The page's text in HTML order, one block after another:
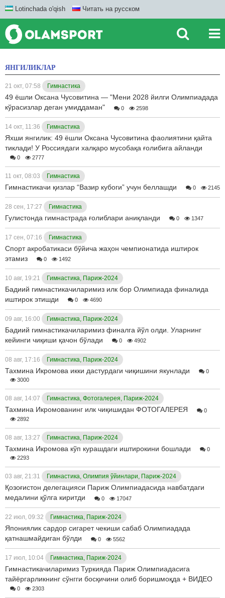
Lotinchada o'qish Читать на русском
ЯНГИЛИКЛАР
21 окт, 07:58 Гимнастика
49 ёшли Оксана Чусовитина — "Мени 2028 йилги Олимпиадада
кўрасизлар деган умиддаман"
0 2598
14 окт, 11:36 Гимнастика
Яхши янгилик: 49 ёшли Оксана Чусовитина фаолиятини қайта
тиклади! У Россиядаги халқаро мусобақа ғолибига айланди
0 2777
11 окт, 08:03 Гимнастика
Гимнастикачи қизлар “Вазир кубоги” учун беллашди 0 2145
28 сен, 17:27 Гимнастика
Гулистонда гимнастрада ғолиблари аниқланди 0 1347
17 сен, 07:16 Гимнастика
Cпорт акробатикаси бўйича жаҳон чемпионатида иштирок
этамиз
0 1492
10 авг, 19:21 Гимнастика, Париж-2024
Бадиий гимнастикачиларимиз илк бор Олимпиада финалида
иштирок этишди
0 4690
09 авг, 16:00 Гимнастика, Париж-2024
Бадиий гимнастикачиларимиз финалга йўл олди. Уларнинг
кейинги чиқиши қачон бўлади
0 4902
08 авг, 17:16 Гимнастика, Париж-2024
Тахмина Икромова икки дастурдаги чиқишини якунлади
0
3000
08 авг, 14:07 Гимнастика, Фотогалерея, Париж-2024
Тахмина Икромованинг илк чиқишидан ФОТОГАЛЕРЕЯ
0
2892
08 авг, 13:27 Гимнастика, Париж-2024
Тахмина Икромова кўп курашдаги иштирокини бошлади
0
2293
03 авг, 21:31 Гимнастика, Олимпия ўйинлари, Париж-2024
Қозоғистон делегацияси Париж Олимпиадасида навбатдаги
медалини қўлга киритди
0 17047
22 июл, 09:32 Гимнастика, Париж-2024
Япониялик сардор сигарет чекиши сабаб Олимпиадада
қатнашмайдиган бўлди
0 5562
17 июл, 10:04 Гимнастика, Париж-2024
Гимнастикачиларимиз Туркияда Париж Олимпиадасига
тайёргарликнинг сўнгги босқичини олиб боришмоқда + ВИДЕО
0 2303